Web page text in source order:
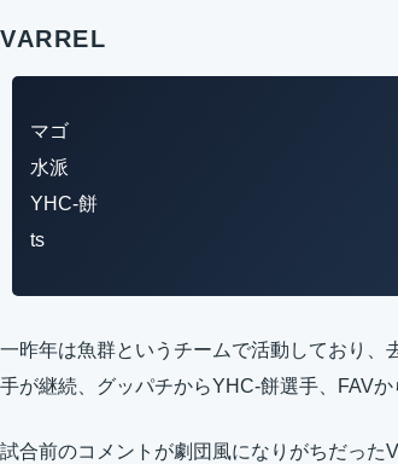
VARREL
マゴ
水派
YHC-餅
ts
一昨年は魚群というチームで活動しており
手が継続、グッパチからYHC-餅選手、FAVか
試合前のコメントが劇団風になりがちだった